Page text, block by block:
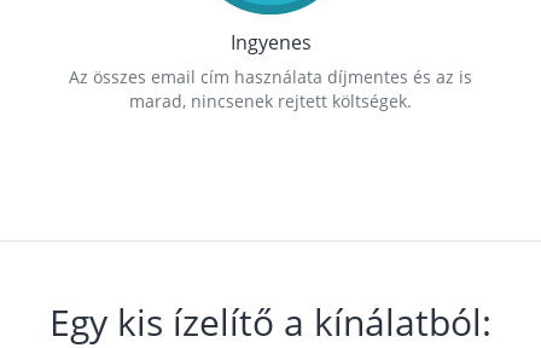
Ingyenes
Az összes email cím használata díjmentes és az is
marad, nincsenek rejtett költségek.
Egy kis ízelítő a kínálatból: